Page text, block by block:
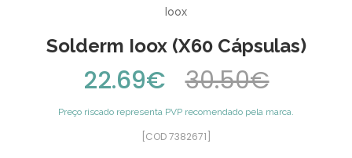
Ioox
Solderm Ioox (x60 Cápsulas)
22.69€ 30.50€
Preço riscado representa PVP recomendado pela marca.
[COD 7382671]